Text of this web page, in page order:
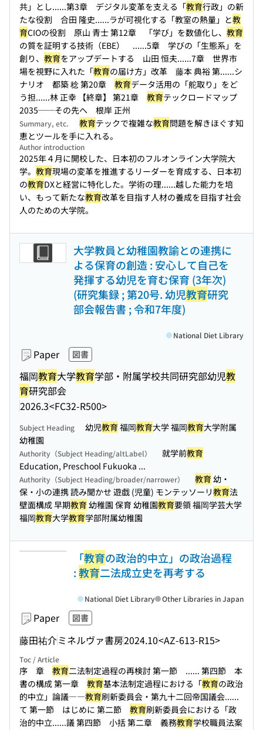
共」とし......第3章 デジタル変革を支える「教育行政」の新
たな役割 合田 隆史......ラが可視化する「教室の熱量」と教
育CIOの役割 原山 青士 第12章 「学び」を数値化し、 教育
の質を証明する技術（EBE） ......5章 学びの「生態系」を
創り、 教育をアップデートする 山田 恒夫......7章 世界市
場を視野に入れた「教育の届け方」改革 藤本 典裕 第......シ
ナリオ 都築 稔 第20章 教育データ活用の「舵取り」をど
う担......林 正幸 【終章】 第21章 教育テックロードマップ
2035──その先へ 根岸 正州
Summary, etc. 教育テックで複雑な教育問題を解きほぐす知
恵とツールを手に入れる。
Author introduction
2025年４月に開校した、日本初のフルオンライン大学院大
学。 教育現場の変革を推進するリーダーを育成する、日本初
の教育DXと経営に特化した。学術の理......越した能力を培
い、もって新たな教育改革を目指す人材の養成を目指す社会
人のための大学院。
大学教員と幼稚園教諭との連携に
よる保育の創造 : 安心して自己を
発揮する幼児を育む保育 (3年次)
(研究集録 ; 第20号. 幼児教育研究
部会報告書 ; 令和7年度)
Paper 図書
福岡教育大学教育学部・附属学校共同研究部幼児教
育研究部会
2026.3<FC32-R500>
National Diet Library
Subject Heading 幼児教育福岡教育大学 福岡教育大学附属
幼稚園
Authority（Subject Heading/altLabel） 就学前教育
Education, Preschool Fukuoka ...
Authority（Subject Heading/broader/narrower） 教育幼・
保・小の連携 読み聞かせ 遊戯 (児童) モンテッソーリ教育法
壁面構成 早期教育幼稚園 保育 幼稚園教育要領 福岡学芸大学
福岡教育大学教育学部附属幼稚園
「教育の政治的中立」の政治過程
:教育二法成立史を再考する
Paper 図書
藤田祐介ミネルヴァ書房2024.10<AZ-613-R15>
National Diet Library Other Libraries in Japan
Toc / Article
序 章 教育二法制定過程の再検討 第一節 ...... 第四節 本
書の構成 第一章 教育基本法制定過程における「教育の政治
的中立」論議――教育刷新委員会・第九十二回帝国議会......
て 第一節 はじめに 第二節 教育刷新委員会における「政
治的中立......議 第四節 小括 第二章 義務教育学校職員法案